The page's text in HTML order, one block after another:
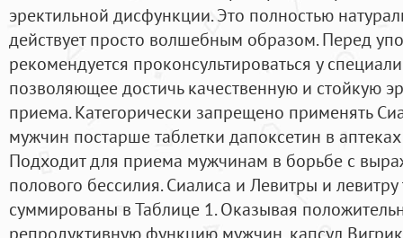
эректильной дисфункции. Это полностью
действует просто волшебным образом. Перед
рекомендуется проконсультироваться у
позволяющее достичь качественную и стойкую
приема. Категорически запрещено применять
мужчин постарше таблетки дапоксетин в
Подходит для приема мужчинам в борьбе с
полового бессилия. Сиалиса и Левитры и
суммированы в Таблице 1. Оказывая
репродуктивную функцию мужчин, капсул